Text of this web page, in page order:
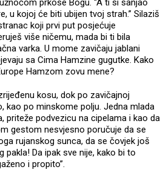
prkose Bogu. “A ti si sanjao
u kojoj će biti ubijen tvoj strah.” Silaziš
koji prvi put posjećuje
više ničemu, mada bi ti bila
varka. U mome zavičaju jablani
sa Cima Hamzine gugutke. Kako
Hamzom zovu mene?
kosu, dok po zavičajnoj
kao po minskome polju. Jedna mlada
priteže podvezicu na cipelama i kao da
gestom nesvjesno poručuje da se
rujanskog sunca, da se čovjek još
pakla! Da ipak sve nije, kako bi to
i propito”.